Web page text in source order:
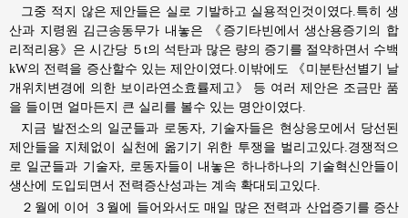
그중 적지 않은 제안들은 실로 기발하고 실용적인것이였다.특히 생
산과 지령원 김근송동무가 내놓은 《증기타빈에서 생산용증기의 합
리적리용》은 시간당 ５t의 석탄과 많은 량의 증기를 절약하면서 수백
kW의 전력을 증산할수 있는 제안이였다.이밖에도 《미분탄선별기 날
개위치변경에 의한 보이라연소효률제고》 등 여러 제안은 조금만 품
을 들이면 얼마든지 큰 실리를 볼수 있는 명안이였다.
지금 발전소의 일군들과 로동자, 기술자들은 현상응모에서 당선된
제안들을 지체없이 실천에 옮기기 위한 투쟁을 벌리고있다.경쟁적으
로 일군들과 기술자, 로동자들이 내놓은 하나하나의 기술혁신안들이
생산에 도입되면서 전력증산성과는 계속 확대되고있다.
２월에 이어 ３월에 들어와서도 매일 많은 전력과 산업증기를 증산